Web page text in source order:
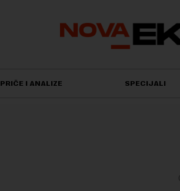
PRIČE I ANALIZE SPECIJALI